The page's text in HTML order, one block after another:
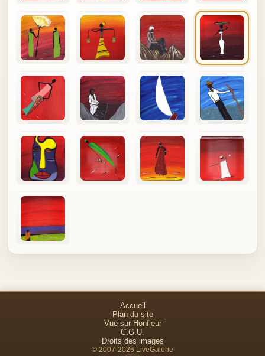
Accueil
Plan du site
Vue sur Honfleur
C.G.U.
Droits des images
© 2007-2026 LiveGalerie